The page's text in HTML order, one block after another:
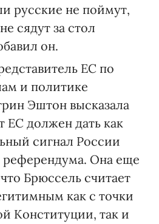
русские не поймут,
сядут за стол
он.
ЕС по
и политике
Эштон высказала
ЕС должен дать как
сигнал России
референдума. Она еще
Брюссель считает
как с точки
Конституции, так и